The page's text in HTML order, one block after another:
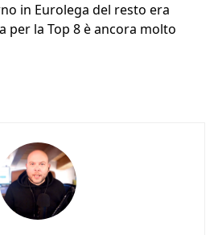
in Eurolega del resto era
per la Top 8 è ancora molto